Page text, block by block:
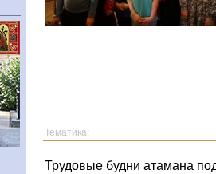
Тематика:
Трудовые будни атамана